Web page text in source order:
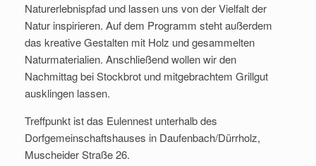
Naturerlebnispfad und lassen uns von der Vielfalt der
Natur inspirieren. Auf dem Programm steht außerdem
das kreative Gestalten mit Holz und gesammelten
Naturmaterialien. Anschließend wollen wir den
Nachmittag bei Stockbrot und mitgebrachtem Grillgut
ausklingen lassen.
Treffpunkt ist das Eulennest unterhalb des
Dorfgemeinschaftshauses in Daufenbach/Dürrholz,
Muscheider Straße 26.